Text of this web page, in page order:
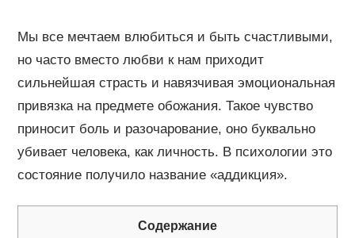
Мы все мечтаем влюбиться и быть счастливыми,
но часто вместо любви к нам приходит
сильнейшая страсть и навязчивая эмоциональная
привязка на предмете обожания. Такое чувство
приносит боль и разочарование, оно буквально
убивает человека, как личность. В психологии это
состояние получило название «аддикция».
Содержание